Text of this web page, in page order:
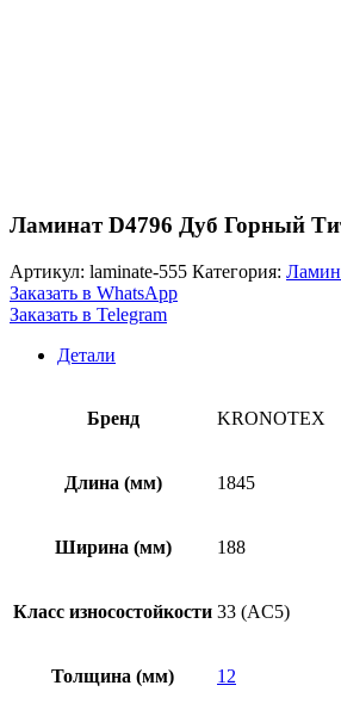
Ламинат D4796 Дуб Горный
Артикул: laminate-555 Категория:
Заказать в WhatsApp
Заказать в Telegram
Детали
Бренд KRONOTEX
Длина (мм) 1845
Ширина (мм) 188
Класс износостойкости 33 (AC5)
Толщина (мм) 12